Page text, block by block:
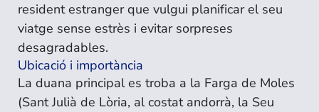
resident estranger que vulgui planificar el seu
viatge sense estrès i evitar sorpreses
desagradables.
Ubicació i importància
La duana principal es troba a la Farga de Moles
(Sant Julià de Lòria, al costat andorrà, la Seu